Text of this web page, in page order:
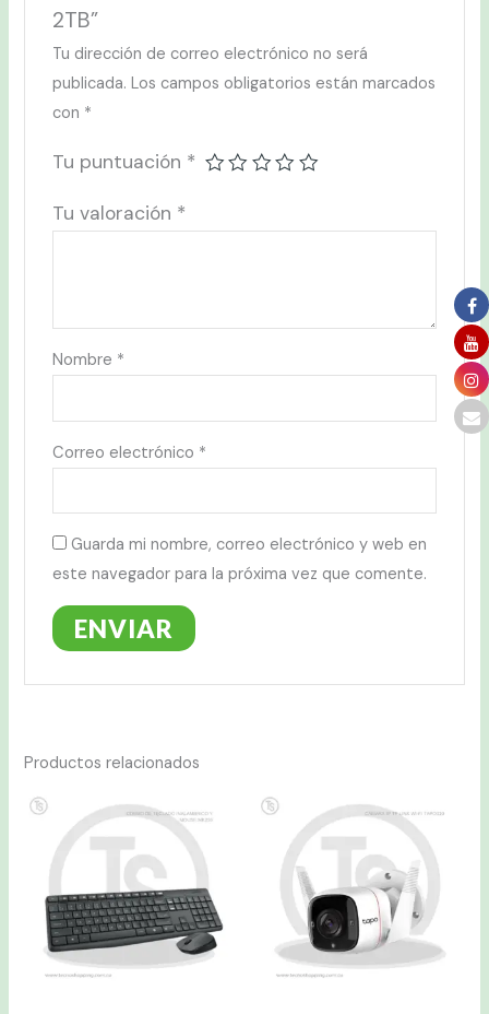
2TB”
Tu dirección de correo electrónico no será
publicada. Los campos obligatorios están marcados
con *
Tu puntuación *
Tu valoración *
Nombre *
Correo electrónico *
Guarda mi nombre, correo electrónico y web en
este navegador para la próxima vez que comente.
Productos relacionados